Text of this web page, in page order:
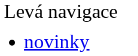
Levá navigace
novinky